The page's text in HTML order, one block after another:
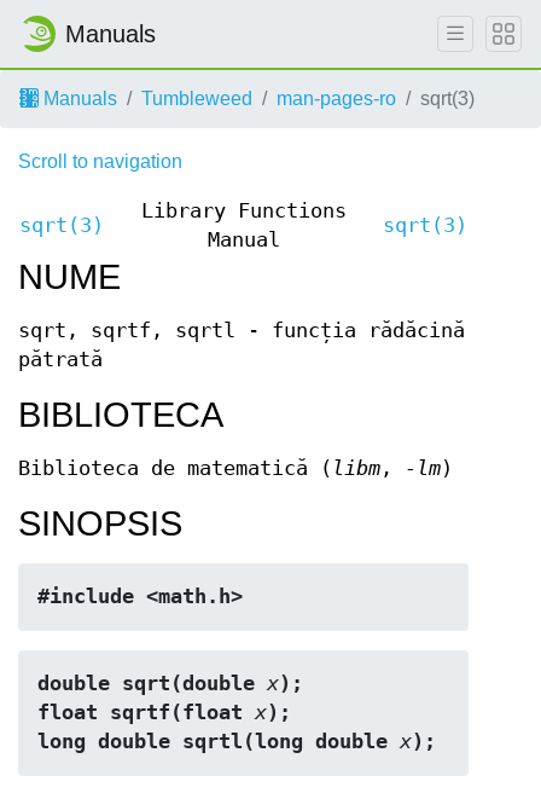
Manuals
Manuals Tumbleweed man-pages-ro sqrt(3)
Scroll to navigation
sqrt(3)
Library Functions
Manual
sqrt(3)
NUME
sqrt, sqrtf, sqrtl - funcția rădăcină
pătrată
BIBLIOTECA
Biblioteca de matematică ( libm , -lm)
SINOPSIS
#include <math.h>
double sqrt(double x);
float sqrtf(float x);
long double sqrtl(long double x);